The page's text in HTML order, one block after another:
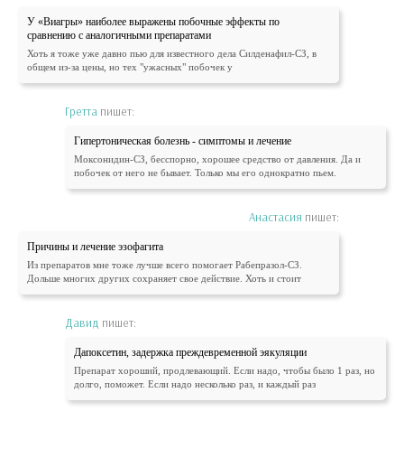
У «Виагры» наиболее выражены побочные эффекты по
сравнению с аналогичными препаратами
Хоть я тоже уже давно пью для известного дела Силденафил-СЗ, в
общем из-за цены, но тех "ужасных" побочек у
Гретта пишет:
Гипертоническая болезнь - симптомы и лечение
Моксонидин-СЗ, бесспорно, хорошее средство от давления. Да и
побочек от него не бывает. Только мы его однократно пьем.
Анастасия пишет:
Причины и лечение эзофагита
Из препаратов мне тоже лучше всего помогает Рабепразол-СЗ.
Дольше многих других сохраняет свое действие. Хоть и стоит
Давид пишет:
Дапоксетин, задержка преждевременной эякуляции
Препарат хороший, продлевающий. Если надо, чтобы было 1 раз, но
долго, поможет. Если надо несколько раз, и каждый раз